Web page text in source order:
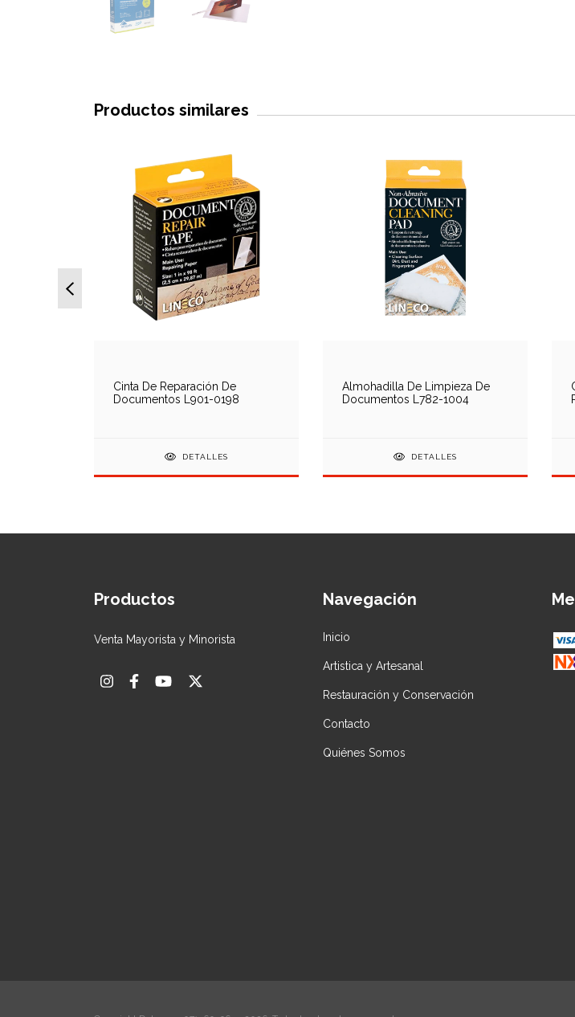
Productos similares
Cinta De Reparación De
Documentos L901-0198
DETALLES
Almohadilla De Limpieza De
Documentos L782-1004
DETALLES
Productos
Venta Mayorista y Minorista
Navegación
Inicio
Artistica y Artesanal
Restauración y Conservación
Contacto
Quiénes Somos